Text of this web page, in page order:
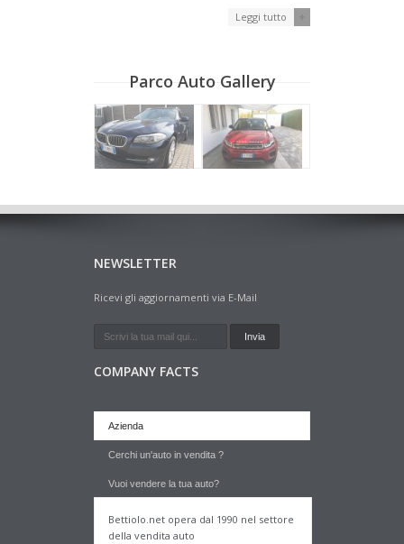
Leggi tutto
Parco Auto Gallery
NEWSLETTER
Ricevi gli aggiornamenti via E-Mail
COMPANY FACTS
Azienda
Cerchi un'auto in vendita ?
Vuoi vendere la tua auto?
Bettiolo.net opera dal 1990 nel settore
della vendita auto